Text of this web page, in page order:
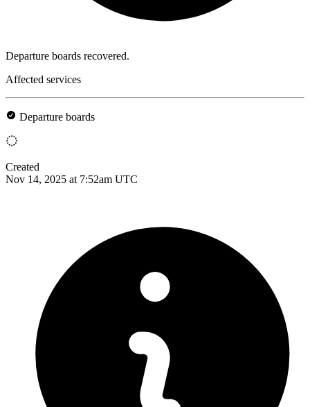
Departure boards recovered.
Affected services
Departure boards
Created
Nov 14, 2025 at 7:52am UTC